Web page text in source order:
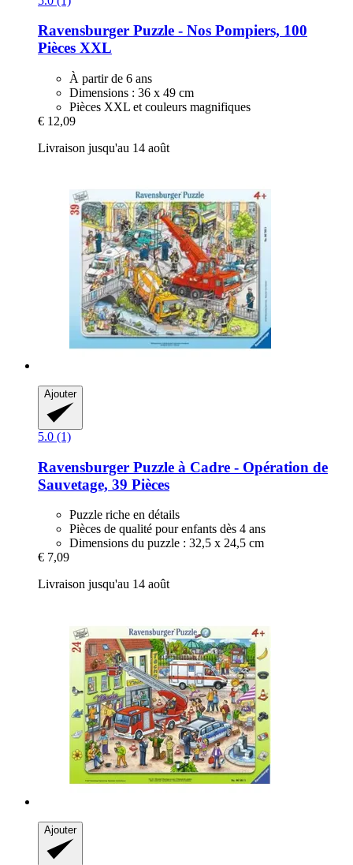
Ravensburger Puzzle -​ Nos Pompiers, 100
Pièces XXL
À partir de 6 ans
Dimensions : 36 x 49 cm
Pièces XXL et couleurs magnifiques
€ 12,09
Livraison jusqu'au 14 août
Ajouter
5.0 (1)
Ravensburger Puzzle à Cadre -​ Opération de
Sauvetage, 39 Pièces
Puzzle riche en détails
Pièces de qualité pour enfants dès 4 ans
Dimensions du puzzle : 32,5 x 24,5 cm
€ 7,09
Livraison jusqu'au 14 août
Ajouter